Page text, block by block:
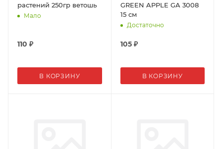
растений 250гр ветошь
Мало
110 ₽
В КОРЗИНУ
GREEN APPLE GA 3008
15 см
Достаточно
105₽
В КОРЗИНУ